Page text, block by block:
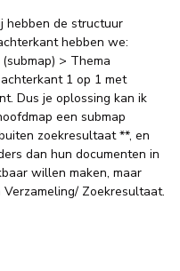
hebben de structuur
hebben we:
> Thema
1 op 1 met
Dus je oplossing kan ik
een submap
zoekresultaat **, en
dan hun documenten in
willen maken, maar
Zoekresultaat.